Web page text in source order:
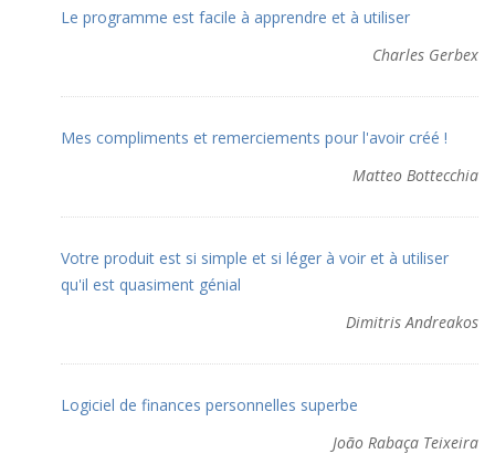
Le programme est facile à apprendre et à utiliser
Charles Gerbex
Mes compliments et remerciements pour l'avoir créé !
Matteo Bottecchia
Votre produit est si simple et si léger à voir et à utiliser
qu'il est quasiment génial
Dimitris Andreakos
Logiciel de finances personnelles superbe
João Rabaça Teixeira